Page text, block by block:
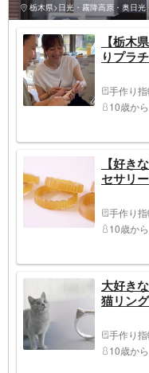
栃木県>日光・霧降高原・奥日光
【栃木
りプラ
手作り
10歳から
【好き
セサリ
手作り
10歳から
大好き
猫リン
手作り
10歳から